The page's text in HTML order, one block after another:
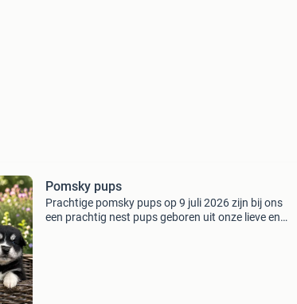
Pomsky pups
Prachtige pomsky pups op 9 juli 2026 zijn bij ons
een prachtig nest pups geboren uit onze lieve en